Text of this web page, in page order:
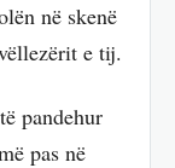
në skenë
e tij.
pandehur
pas në